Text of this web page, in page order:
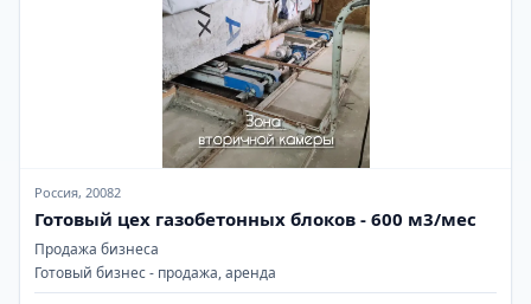
Россия, 20082
Готовый цех газобетонных блоков - 600 м3/мес
Продажа бизнеса
Готовый бизнес - продажа, аренда